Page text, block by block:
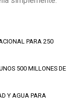
PARA 250
500 MILLONES DE
Y AGUA PARA